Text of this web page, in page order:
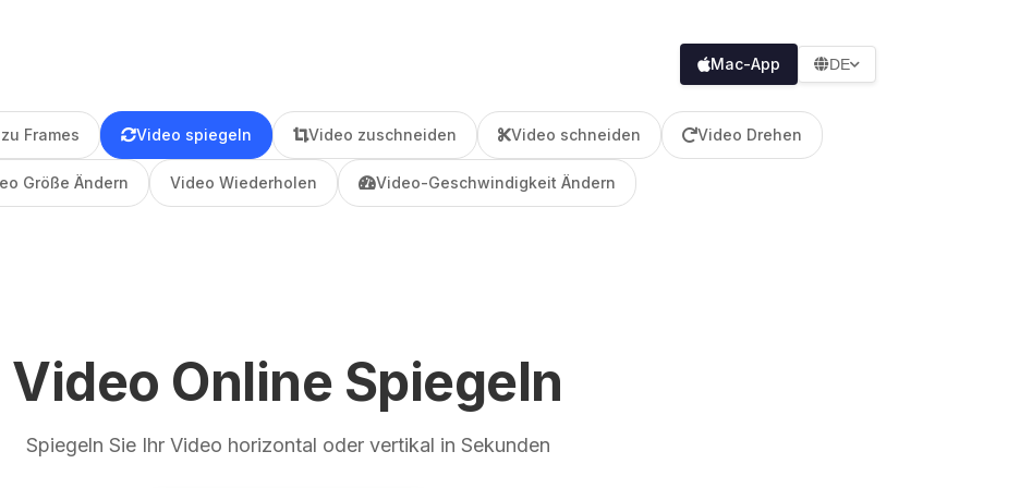
Mac-App DE
Frames Video spiegeln Video zuschneiden Video schneiden Video Drehen
Größe Ändern Video Wiederholen Video-Geschwindigkeit Ändern
Video Online Spiegeln
Spiegeln Sie Ihr Video horizontal oder vertikal in Sekunden